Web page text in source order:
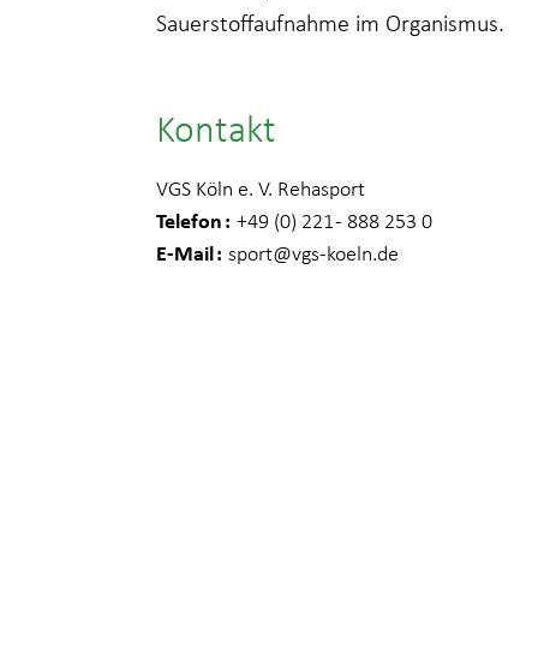
Sauerstoffaufnahme im Organismus.
Kontakt
VGS Köln e. V. Rehasport
Telefon +49 (0) 221 - 888 253 0
E-Mail sport@vgs-koeln.de